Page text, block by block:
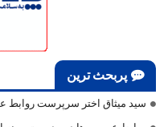
پربحث ترین
سید میثاق اختر سرپرست روابط